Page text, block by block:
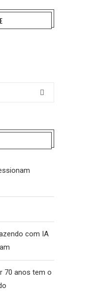
com IA
70 anos tem o